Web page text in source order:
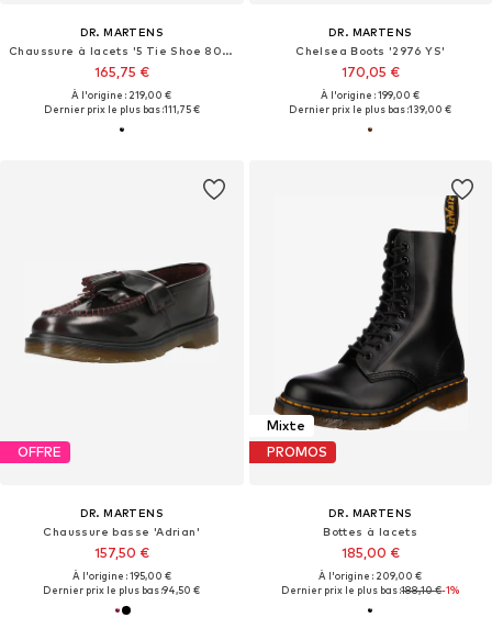
DR. MARTENS
Chaussure à lacets '5 Tie Shoe 8053'
165,75 €
À l'origine : 219,00 €
Dernier prix le plus bas :111,75 €
DR. MARTENS
Chelsea Boots '2976 YS'
170,05 €
À l'origine : 199,00 €
Dernier prix le plus bas :139,00 €
OFFRE
DR. MARTENS
Chaussure basse 'Adrian'
157,50 €
À l'origine : 195,00 €
Dernier prix le plus bas :94,50 €
Mixte
PROMOS
DR. MARTENS
Bottes à lacets
185,00 €
À l'origine : 209,00 €
Dernier prix le plus bas :188,10 €-1%